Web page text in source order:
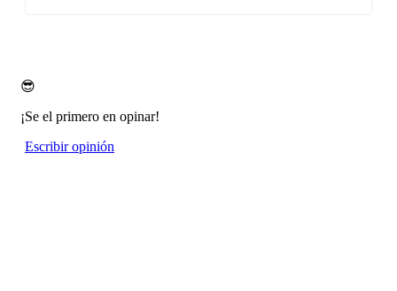
😎
¡Se el primero en opinar!
Escribir opinión